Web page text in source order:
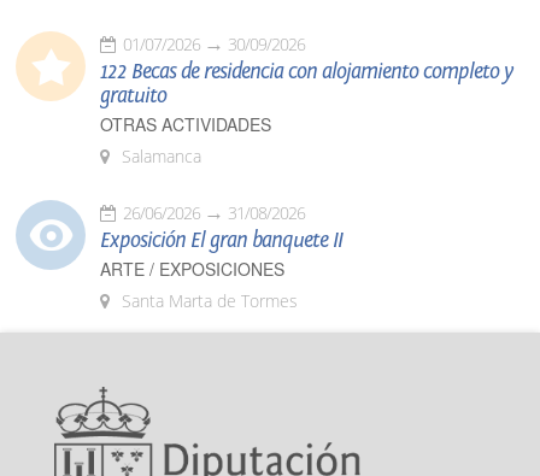
01/07/2026 30/09/2026
122 Becas de residencia con alojamiento completo y
gratuito
OTRAS ACTIVIDADES
Salamanca
26/06/2026 31/08/2026
Exposición El gran banquete II
ARTE / EXPOSICIONES
Santa Marta de Tormes